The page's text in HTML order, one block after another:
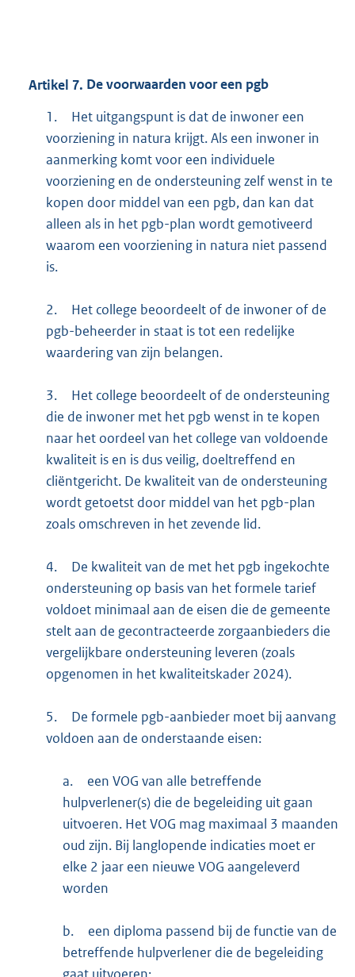
Artikel 7. De voorwaarden voor een pgb
1.
Het uitgangspunt is dat de inwoner een
voorziening in natura krijgt. Als een inwoner in
aanmerking komt voor een individuele
voorziening en de ondersteuning zelf wenst in te
kopen door middel van een pgb, dan kan dat
alleen als in het pgb-plan wordt gemotiveerd
waarom een voorziening in natura niet passend
is.
2.
Het college beoordeelt of de inwoner of de
pgb-beheerder in staat is tot een redelijke
waardering van zijn belangen.
3.
Het college beoordeelt of de ondersteuning
die de inwoner met het pgb wenst in te kopen
naar het oordeel van het college van voldoende
kwaliteit is en is dus veilig, doeltreffend en
cliëntgericht. De kwaliteit van de ondersteuning
wordt getoetst door middel van het pgb-plan
zoals omschreven in het zevende lid.
4.
De kwaliteit van de met het pgb ingekochte
ondersteuning op basis van het formele tarief
voldoet minimaal aan de eisen die de gemeente
stelt aan de gecontracteerde zorgaanbieders die
vergelijkbare ondersteuning leveren (zoals
opgenomen in het kwaliteitskader 2024).
5.
De formele pgb-aanbieder moet bij aanvang
voldoen aan de onderstaande eisen:
a.
een VOG van alle betreffende
hulpverlener(s) die de begeleiding uit gaan
uitvoeren. Het VOG mag maximaal 3 maanden
oud zijn. Bij langlopende indicaties moet er
elke 2 jaar een nieuwe VOG aangeleverd
worden
b.
een diploma passend bij de functie van de
betreffende hulpverlener die de begeleiding